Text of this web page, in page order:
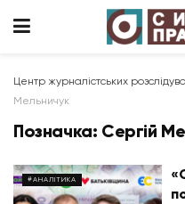
Центр журналістських
Мельничук
Позначка: Сергій
#АНАЛІТИКА